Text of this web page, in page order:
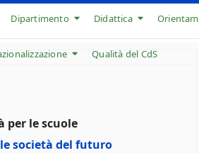
Dipartimento Didattica
Qualità del CdS
per le scuole
le società del futuro